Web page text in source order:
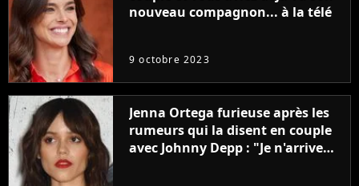
nouveau compagnon... à la télé
9 octobre 2023
Jenna Ortega furieuse après les
rumeurs qui la disent en couple
avec Johnny Depp : "Je n'arrive